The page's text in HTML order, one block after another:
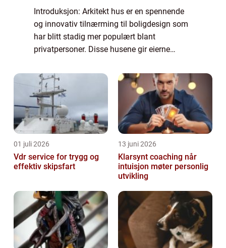
Introduksjon: Arkitekt hus er en spennende
og innovativ tilnærming til boligdesign som
har blitt stadig mer populært blant
privatpersoner. Disse husene gir eierne
skreddersydd etter deres behov og
preferanser. ...
01 juli 2026
Vdr service for trygg og
effektiv skipsfart
13 juni 2026
Klarsynt coaching når
intuisjon møter personlig
utvikling